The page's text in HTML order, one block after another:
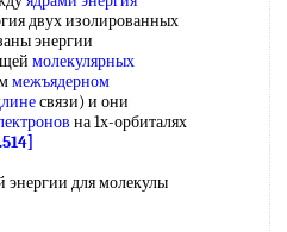
двух изолированных
энергии
молекулярных
межъядерном
связи) и они
на 1х-орбиталях
для молекулы